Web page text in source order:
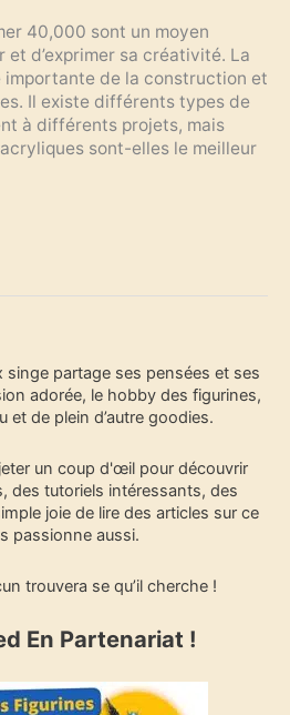
40,000 sont un moyen
d’exprimer sa créativité. La
de la construction et
Il existe différents types de
à différents projets, mais
sont-elles le meilleur
singe partage ses pensées et ses
adorée, le hobby des figurines,
et de plein d’autre goodies.
un coup d'œil pour découvrir
des tutoriels intéressants, des
joie de lire des articles sur ce
passionne aussi.
trouvera se qu’il cherche !
En Partenariat !